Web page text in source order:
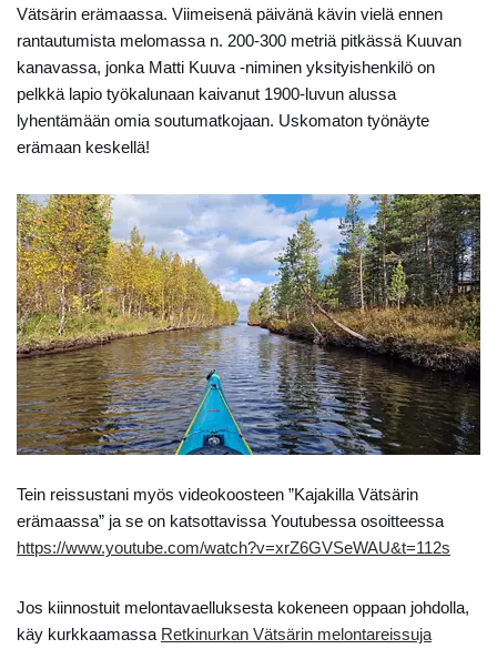
Vätsärin erämaassa. Viimeisenä päivänä kävin vielä ennen
rantautumista melomassa n. 200-300 metriä pitkässä Kuuvan
kanavassa, jonka Matti Kuuva -niminen yksityishenkilö on
pelkkä lapio työkalunaan kaivanut 1900-luvun alussa
lyhentämään omia soutumatkojaan. Uskomaton työnäyte
erämaan keskellä!
Tein reissustani myös videokoosteen ”Kajakilla Vätsärin
erämaassa” ja se on katsottavissa Youtubessa osoitteessa
https://www.youtube.com/watch?v=xrZ6GVSeWAU&t=112s
Jos kiinnostuit melontavaelluksesta kokeneen oppaan johdolla,
käy kurkkaamassa Retkinurkan Vätsärin melontareissuja